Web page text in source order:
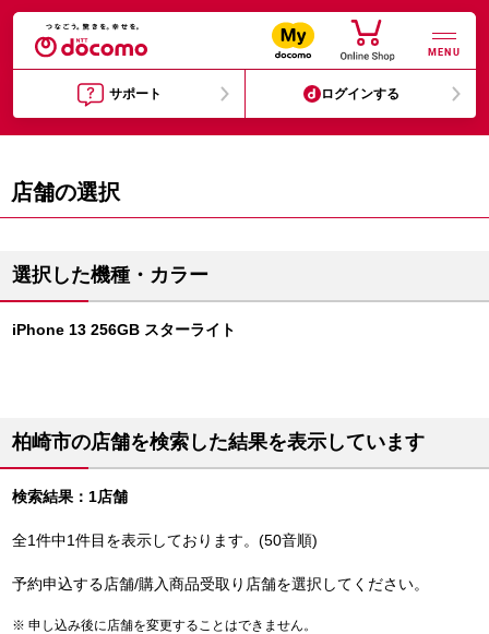
MENU
サポート ログインする
店舗の選択
選択した機種・カラー
iPhone 13 256GB スターライト
柏崎市の店舗を検索した結果を表示しています
検索結果：1店舗
全1件中1件目を表示しております。(50音順)
予約申込する店舗/購入商品受取り店舗を選択してください。
申し込み後に店舗を変更することはできません。